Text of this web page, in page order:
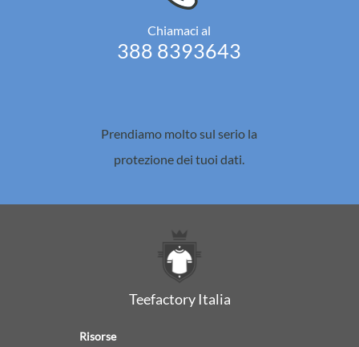
Chiamaci al
388 8393643
Prendiamo molto sul serio la
protezione dei tuoi dati.
Teefactory Italia
Risorse